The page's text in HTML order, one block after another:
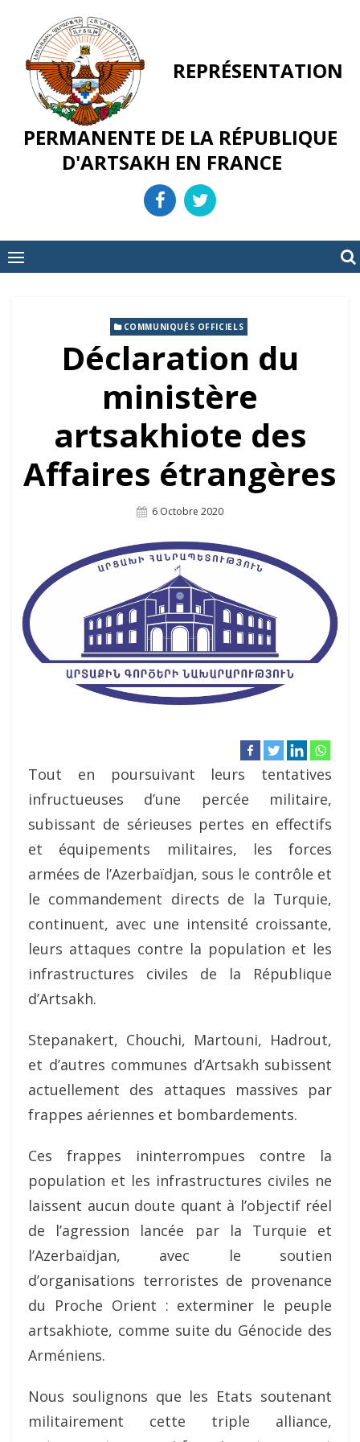
content
REPRÉSENTATION
PERMANENTE DE LA RÉPUBLIQUE
D'ARTSAKH EN FRANCE
COMMUNIQUÉS OFFICIELS
Déclaration du
ministère
artsakhiote des
Affaires étrangères
Posted
6 Octobre 2020
Tout en poursuivant leurs tentatives
infructueuses d’une percée militaire,
subissant de sérieuses pertes en effectifs
et équipements militaires, les forces
armées de l’Azerbaïdjan, sous le contrôle et
le commandement directs de la Turquie,
continuent, avec une intensité croissante,
leurs attaques contre la population et les
infrastructures civiles de la République
d’Artsakh.
Stepanakert, Chouchi, Martouni, Hadrout,
et d’autres communes d’Artsakh subissent
actuellement des attaques massives par
frappes aériennes et bombardements.
Ces frappes ininterrompues contre la
population et les infrastructures civiles ne
laissent aucun doute quant à l’objectif réel
de l’agression lancée par la Turquie et
l’Azerbaïdjan, avec le soutien
d’organisations terroristes de provenance
du Proche Orient : exterminer le peuple
artsakhiote, comme suite du Génocide des
Arméniens.
Nous soulignons que les Etats soutenant
militairement cette triple alliance,